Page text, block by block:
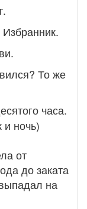
Избранник.
? То же
часа.
ночь)
от
до заката
на